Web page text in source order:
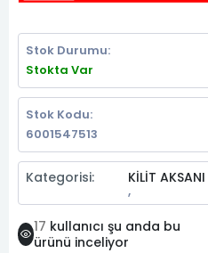
Stok Durumu:
Stokta Var
Stok Kodu:
6001547513
Kategorisi: KİLİT AKSANI
,
17 kullanıcı şu anda bu
ürünü inceliyor